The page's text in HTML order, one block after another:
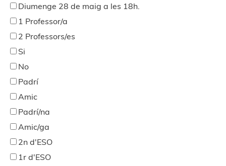
Diumenge 28 de maig a les 18h.
1 Professor/a
2 Professors/es
Si
No
Padrí
Amic
Padrí/na
Amic/ga
2n d'ESO
1r d'ESO